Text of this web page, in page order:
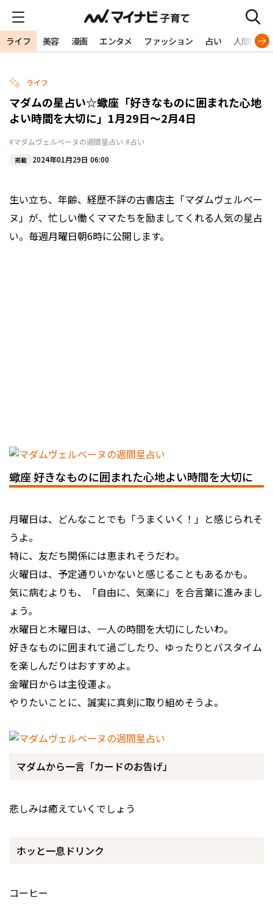
ライフ 美容 漫画 エンタメ ファッション 占い 人間関係
ライフ
マダムの星占い☆蠍座「好きなものに囲まれた心地
よい時間を大切に」1月29日～2月4日
#マダムヴェルベーヌの週間星占い #占い
掲載 2024年01月29日 06:00
生い立ち、年齢、経歴不詳の古書店主「マダムヴェルベー
ヌ」が、忙しい働くママたちを励ましてくれる人気の星占
い。毎週月曜日朝6時に公開します。
蠍座 好きなものに囲まれた心地よい時間を大切に
月曜日は、どんなことでも「うまくいく！」と感じられそ
うよ。
特に、友だち関係には恵まれそうだわ。
火曜日は、予定通りいかないと感じることもあるかも。
気に病むよりも、「自由に、気楽に」を合言葉に進みまし
ょう。
水曜日と木曜日は、一人の時間を大切にしたいわ。
好きなものに囲まれて過ごしたり、ゆったりとバスタイム
を楽しんだりはおすすめよ。
金曜日からは主役運よ。
やりたいことに、誠実に真剣に取り組めそうよ。
マダムから一言「カードのお告げ」
悲しみは癒えていくでしょう
ホッと一息ドリンク
コーヒー